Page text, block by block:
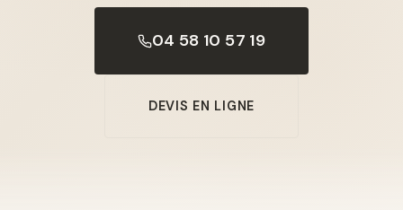
04 58 10 57 19
DEVIS EN LIGNE